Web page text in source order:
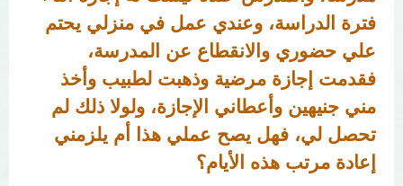
فترة الدراسة، وعندي عمل في منزلي يحتم
علي حضوري والانقطاع عن المدرسة،
فقدمت إجازة مرضية وذهبت لطبيب وأخذ
مني جنيهين وأعطاني الإجازة، ولولا ذلك لم
تحصل لي، فهل يصح عملي هذا أم يلزمني
إعادة مرتب هذه الأيام؟